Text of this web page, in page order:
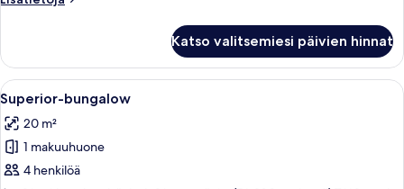
2
pax
Katso valitsemiesi päivien hinnat
Avaa
kaikki
huonetyypin
Superior-
bungalow
Tunnelmallinen, maalaishenkinen
9
Superior-bungalow
20 m²
1 makuuhuone
4 henkilöä